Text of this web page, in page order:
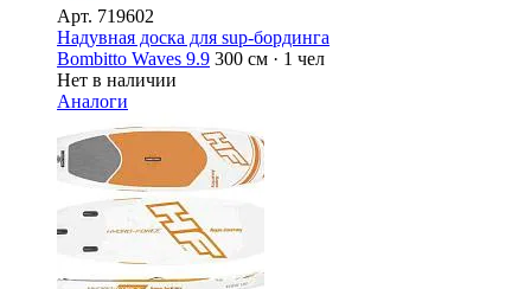
Арт. 719602
Надувная доска для sup-бординга
Bombitto Waves 9.9 300 см · 1 чел
Нет в наличии
Аналоги